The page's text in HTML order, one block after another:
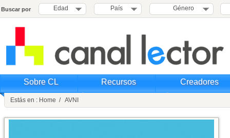
Buscar por Edad País Género
Sobre CL Recursos Creadores
Estás en : Home / AVNI